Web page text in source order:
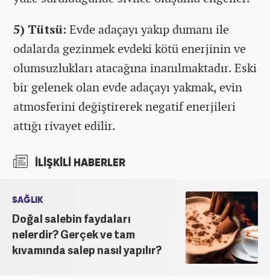
5) Tütsü: Evde adaçayı yakıp dumanı ile
odalarda gezinmek evdeki kötü enerjinin ve
olumsuzlukları atacağına inanılmaktadır. Eski
bir gelenek olan evde adaçayı yakmak, evin
atmosferini değiştirerek negatif enerjileri
attığı rivayet edilir.
İLİŞKİLİ HABERLER
SAĞLIK
Doğal salebin faydaları
nelerdir? Gerçek ve tam
kıvamında salep nasıl yapılır?